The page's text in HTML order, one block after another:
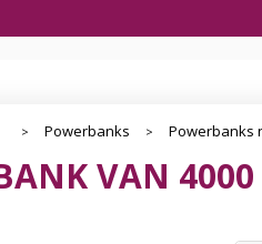
> Powerbanks > Powerbanks
VAN